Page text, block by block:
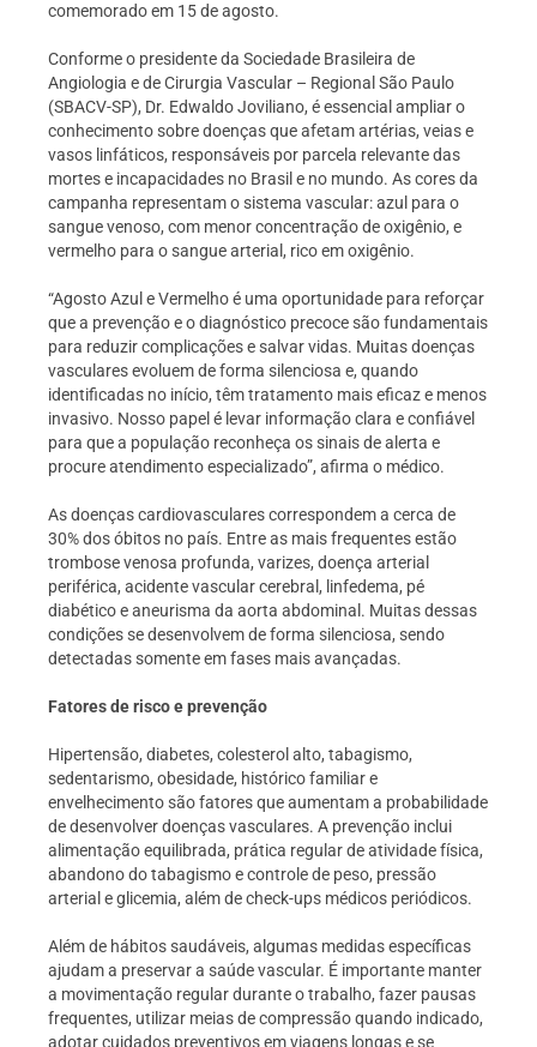
comemorado em 15 de agosto.
Conforme o presidente da Sociedade Brasileira de
Angiologia e de Cirurgia Vascular – Regional São Paulo
(SBACV-SP), Dr. Edwaldo Joviliano, é essencial ampliar o
conhecimento sobre doenças que afetam artérias, veias e
vasos linfáticos, responsáveis por parcela relevante das
mortes e incapacidades no Brasil e no mundo. As cores da
campanha representam o sistema vascular: azul para o
sangue venoso, com menor concentração de oxigênio, e
vermelho para o sangue arterial, rico em oxigênio.
“Agosto Azul e Vermelho é uma oportunidade para reforçar
que a prevenção e o diagnóstico precoce são fundamentais
para reduzir complicações e salvar vidas. Muitas doenças
vasculares evoluem de forma silenciosa e, quando
identificadas no início, têm tratamento mais eficaz e menos
invasivo. Nosso papel é levar informação clara e confiável
para que a população reconheça os sinais de alerta e
procure atendimento especializado”, afirma o médico.
As doenças cardiovasculares correspondem a cerca de
30% dos óbitos no país. Entre as mais frequentes estão
trombose venosa profunda, varizes, doença arterial
periférica, acidente vascular cerebral, linfedema, pé
diabético e aneurisma da aorta abdominal. Muitas dessas
condições se desenvolvem de forma silenciosa, sendo
detectadas somente em fases mais avançadas.
Fatores de risco e prevenção
Hipertensão, diabetes, colesterol alto, tabagismo,
sedentarismo, obesidade, histórico familiar e
envelhecimento são fatores que aumentam a probabilidade
de desenvolver doenças vasculares. A prevenção inclui
alimentação equilibrada, prática regular de atividade física,
abandono do tabagismo e controle de peso, pressão
arterial e glicemia, além de check-ups médicos periódicos.
Além de hábitos saudáveis, algumas medidas específicas
ajudam a preservar a saúde vascular. É importante manter
a movimentação regular durante o trabalho, fazer pausas
frequentes, utilizar meias de compressão quando indicado,
adotar cuidados preventivos em viagens longas e se